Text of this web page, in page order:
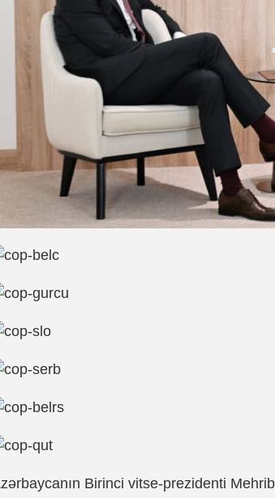
Birinci vitse-prezidenti